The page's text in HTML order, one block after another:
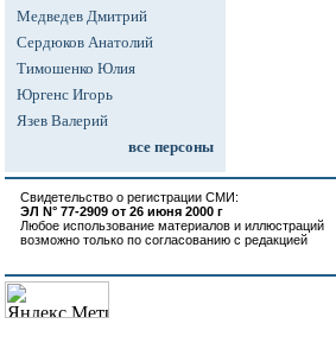
Медведев Дмитрий
Сердюков Анатолий
Тимошенко Юлия
Юргенс Игорь
Язев Валерий
все персоны
Свидетельство о регистрации СМИ:
ЭЛ N° 77-2909 от 26 июня 2000 г
Любое использование материалов и иллюстраций
возможно только по согласованию с редакцией